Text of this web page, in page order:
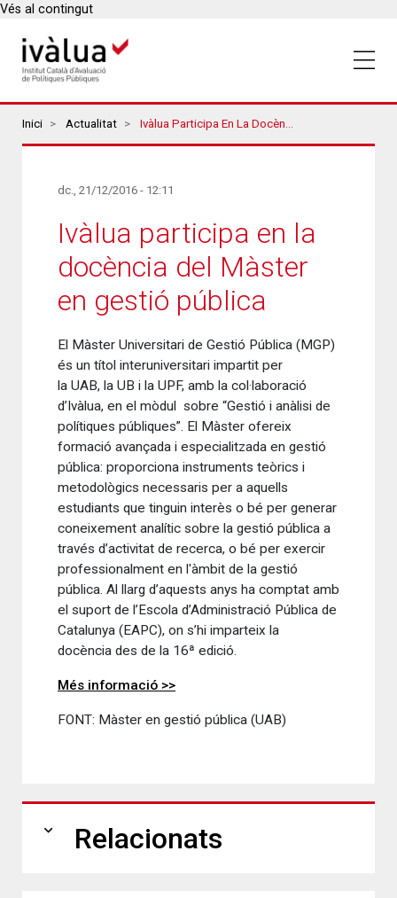
Vés al contingut
Breadcrumbs
Inici Actualitat Ivàlua Participa En La Docència Del Màster En Gestió Pública
dc., 21/12/2016 - 12:11
Ivàlua participa en la
docència del Màster
en gestió pública
El Màster Universitari de Gestió Pública (MGP)
és un títol interuniversitari impartit per
la UAB, la UB i la UPF, amb la col·laboració
d’Ivàlua, en el mòdul sobre “Gestió i anàlisi de
polítiques públiques”. El Màster ofereix
formació avançada i especialitzada en gestió
pública: proporciona instruments teòrics i
metodològics necessaris per a aquells
estudiants que tinguin interès o bé per generar
coneixement analític sobre la gestió pública a
través d’activitat de recerca, o bé per exercir
professionalment en l'àmbit de la gestió
pública. Al llarg d’aquests anys ha comptat amb
el suport de l’Escola d’Administració Pública de
Catalunya (EAPC), on s’hi imparteix la
docència des de la 16ª edició.
Més informació >>
FONT: Màster en gestió pública (UAB)
expand_more Relacionats